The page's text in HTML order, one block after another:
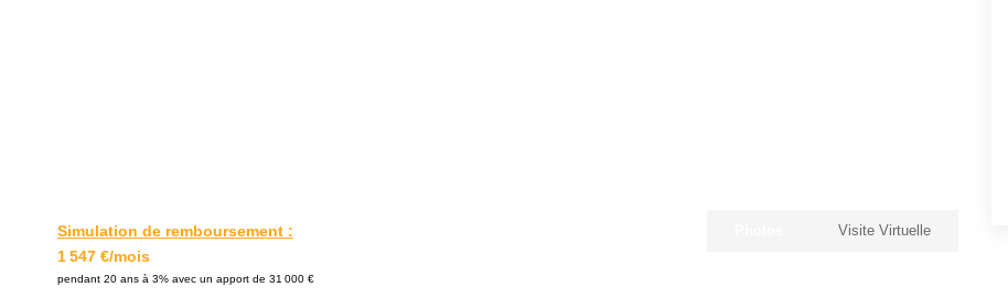
Simulation de remboursement :
1 547 €/mois
pendant 20 ans à 3% avec un apport de 31 000 €
Visite Virtuelle